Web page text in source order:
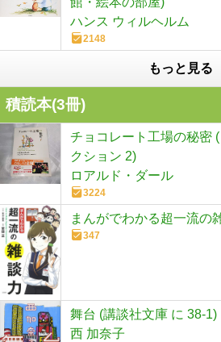
ハンス ウィルヘルム
2148
もっと見る
積読本(3冊)
チョコレート工場の秘密
クション 2)
ロアルド・ダール
3224
まんがでわかる超一流の
347
舞台 (講談社文庫 に 38-1)
西 加奈子